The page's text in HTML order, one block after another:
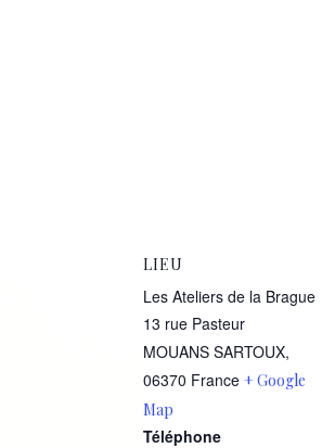
LIEU
Les Ateliers de la Brague
13 rue Pasteur
MOUANS SARTOUX,
06370 France + Google
Map
Téléphone